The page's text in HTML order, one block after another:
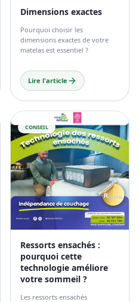
Dimensions exactes
Pourquoi choisir les
dimensions exactes de votre
CONSEIL
Ressorts ensachés :
pourquoi cette
technologie améliore
votre sommeil ?